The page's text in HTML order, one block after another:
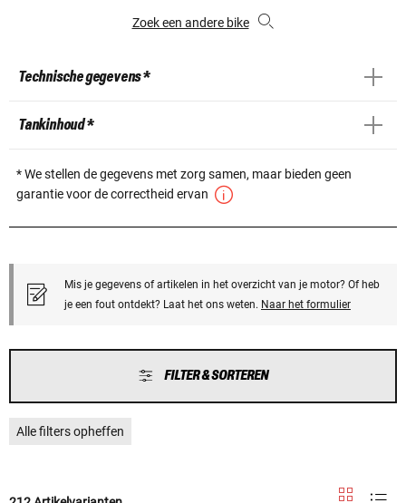
Zoek een andere bike
Technische gegevens *
Tankinhoud *
* We stellen de gegevens met zorg samen, maar bieden geen
garantie voor de correctheid ervan
Mis je gegevens of artikelen in het overzicht van je motor? Of heb
je een fout ontdekt? Laat het ons weten. Naar het formulier
FILTER & SORTEREN
Alle filters opheffen